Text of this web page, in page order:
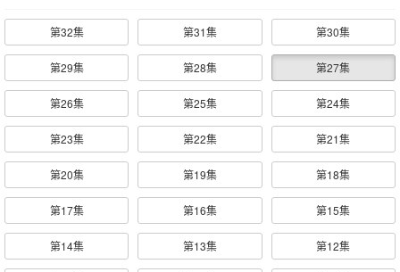
第32集 第31集 第30集
第29集 第28集 第27集
第26集 第25集 第24集
第23集 第22集 第21集
第20集 第19集 第18集
第17集 第16集 第15集
第14集 第13集 第12集